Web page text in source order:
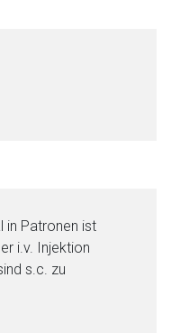
in Patronen ist
i.v. Injektion
s.c. zu